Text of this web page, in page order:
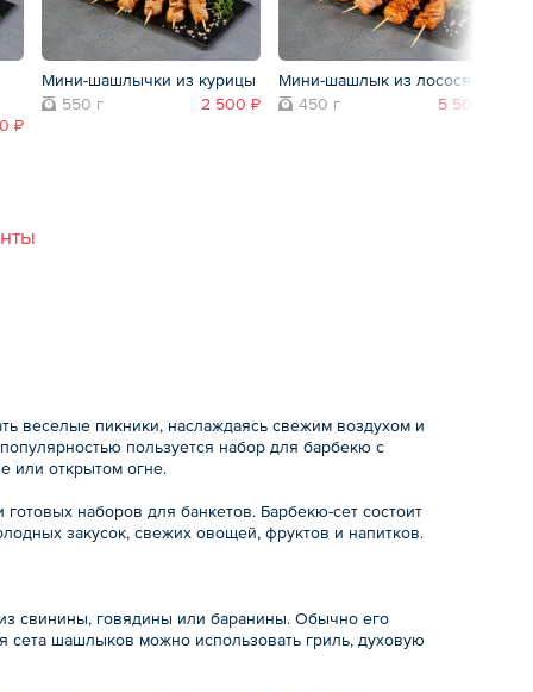
₽
Мини-шашлычки из курицы
550 г
2 500 ₽
Мини-шашлык из лосося
450 г
5 500 ₽
веселые пикники, наслаждаясь свежим воздухом и
пользуется набор для барбекю с
или открытом огне.
наборов для банкетов. Барбекю-сет состоит
закусок, свежих овощей, фруктов и напитков.
свинины, говядины или баранины. Обычно его
сета шашлыков можно использовать гриль, духовую